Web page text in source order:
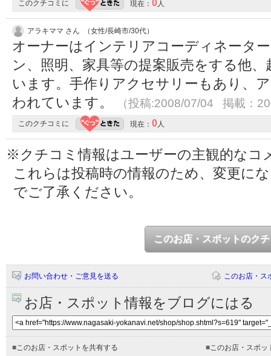
このクチコミに 現在： 0人
アラキママ さん （女性/長崎市/30代）
オーナーはインテリアコーディネータ
ン、照明、家具等の提案販売をする他
います。手作りアクセサリーもあり、
われています。
（投稿:2008/07/04 掲載：
このクチコミに 現在： 0人
※クチコミ情報はユーザーの主観的なコ
これらは投稿時の情報のため、変更に
でご了承ください。
このお店・スポットのク
お問い合わせ・ご意見を送る このお店・ス
お店・スポット情報をブログにはる
■このお店・スポットを共有する ■このお店・スポッ